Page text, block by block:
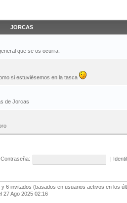
JORCAS
que se os ocurra.
si estuviésemos en la tasca
de Jorcas
Contraseña:
6 invitados (basados en usuarios activos en los
27 Ago 2025 02:16